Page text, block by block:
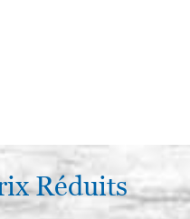
Réduits